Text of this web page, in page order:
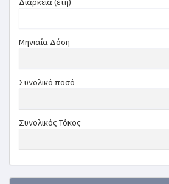
Μηνιαία Δόση
Συνολικό ποσό
Συνολικός Τόκος